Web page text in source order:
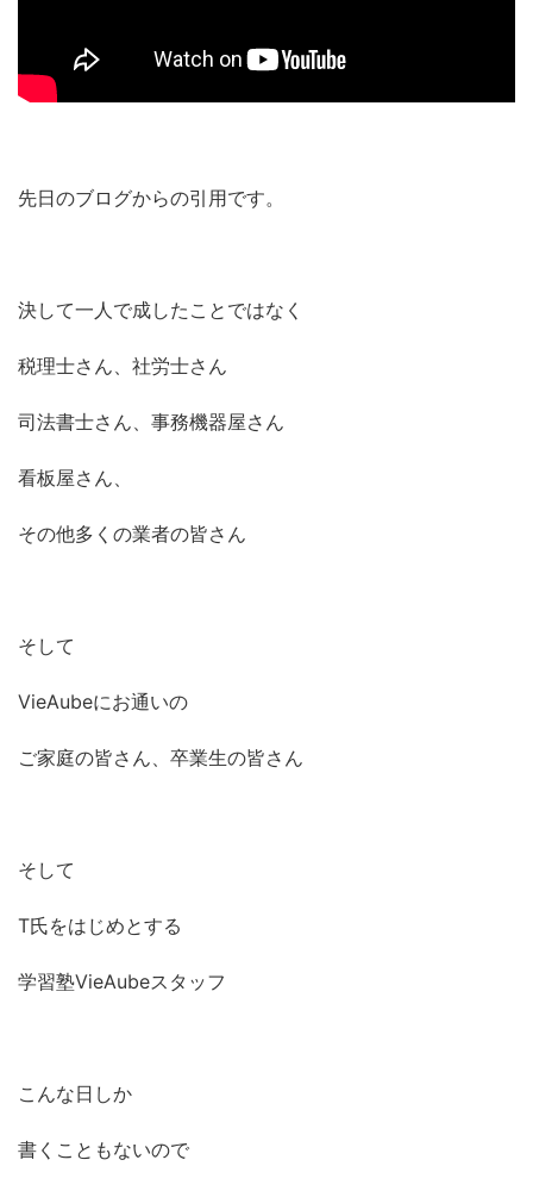
先日のブログからの引用です。
決して一人で成したことではなく
税理士さん、社労士さん
司法書士さん、事務機器屋さん
看板屋さん、
その他多くの業者の皆さん
そして
VieAubeにお通いの
ご家庭の皆さん、卒業生の皆さん
そして
T氏をはじめとする
学習塾VieAubeスタッフ
こんな日しか
書くこともないので